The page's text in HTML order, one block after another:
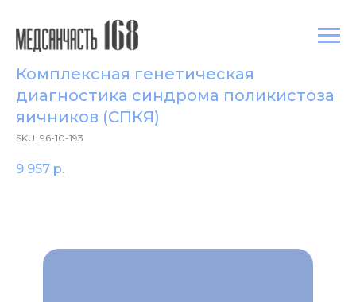
Комплексная генетическая
диагностика синдрома поликистоза
яичников (СПКЯ)
SKU: 96-10-193
9 957 р.